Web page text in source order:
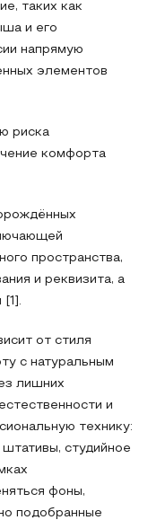
таких как
и его
напрямую
элементов
риска
комфорта
пространства,
и реквизита, а
от стиля
с натуральным
лишних
и
технику:
студийное
фоны,
подобранные